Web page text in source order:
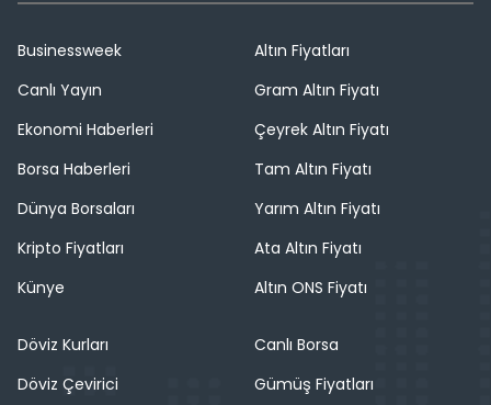
Businessweek
Canlı Yayın
Ekonomi Haberleri
Borsa Haberleri
Dünya Borsaları
Kripto Fiyatları
Künye
Altın Fiyatları
Gram Altın Fiyatı
Çeyrek Altın Fiyatı
Tam Altın Fiyatı
Yarım Altın Fiyatı
Ata Altın Fiyatı
Altın ONS Fiyatı
Döviz Kurları
Döviz Çevirici
Canlı Borsa
Gümüş Fiyatları